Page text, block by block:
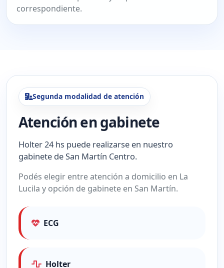
correspondiente.
Segunda modalidad de atención
Atención en gabinete
Holter 24 hs puede realizarse en nuestro
gabinete de San Martín Centro.
Podés elegir entre atención a domicilio en La
Lucila y opción de gabinete en San Martín.
ECG
Holter